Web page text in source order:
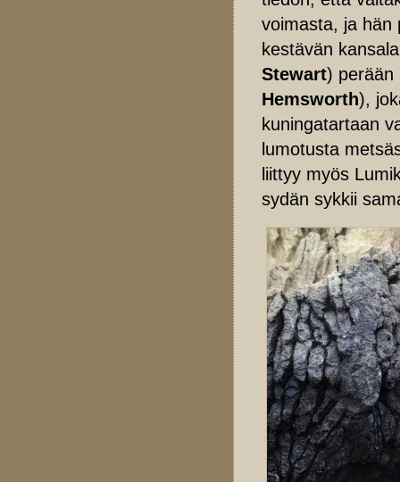
voimasta, ja hän
kestävän
Stewart) perään
Hemsworth),
kuningatartaan
lumotusta
liittyy myös
sydän sykkii